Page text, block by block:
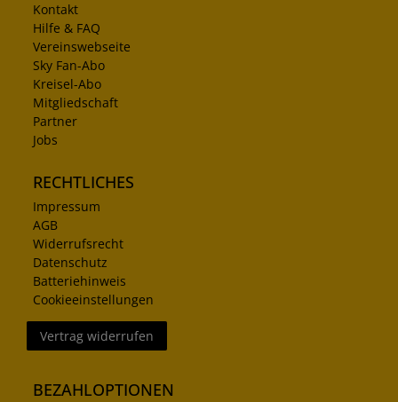
Kontakt
Hilfe & FAQ
Vereinswebseite
Sky Fan-Abo
Kreisel-Abo
Mitgliedschaft
Partner
Jobs
RECHTLICHES
Impressum
AGB
Widerrufsrecht
Datenschutz
Batteriehinweis
Cookieeinstellungen
Vertrag widerrufen
BEZAHLOPTIONEN